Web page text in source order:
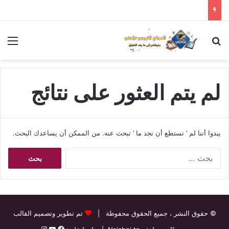
بحث عن
لم يتم العثور على نتائج
يبدوا أننا لم ’ نستطع أن نجد ما ’ تبحث عنه. من الممكن أن يساعدك البحث.
© حقوق النشر ، جميع الحقوق محفوظة |
تم تطوير وتصميم القالب